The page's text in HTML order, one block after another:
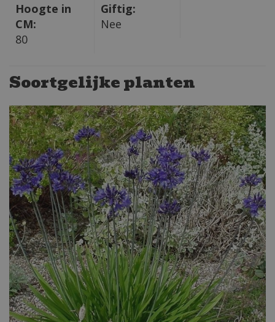
Hoogte in
CM:
80
Giftig:
Nee
Soortgelijke planten